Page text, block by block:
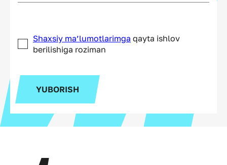
Shaxsiy ma’lumotlarimga qayta ishlov
berilishiga roziman
YUBORISH